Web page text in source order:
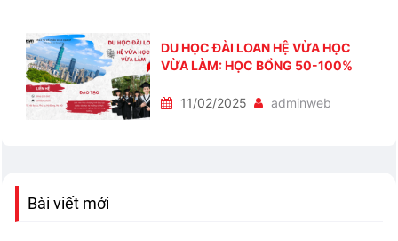
DU HỌC ĐÀI LOAN HỆ VỪA HỌC
VỪA LÀM: HỌC BỔNG 50-100%
11/02/2025 adminweb
Bài viết mới